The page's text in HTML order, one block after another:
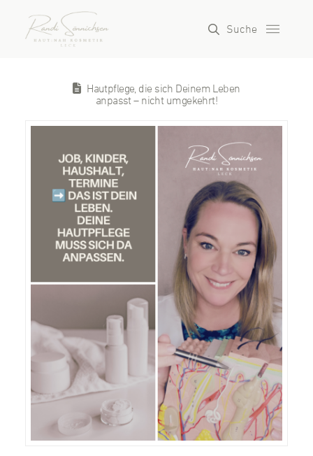
Suche
Hautpflege, die sich Deinem Leben
anpasst – nicht umgekehrt!